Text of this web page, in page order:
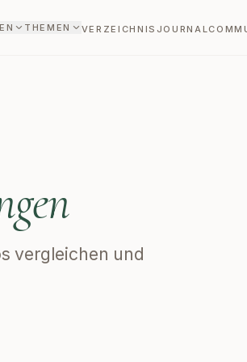
THEMEN VERZEICHNIS JOURNAL
vergleichen und